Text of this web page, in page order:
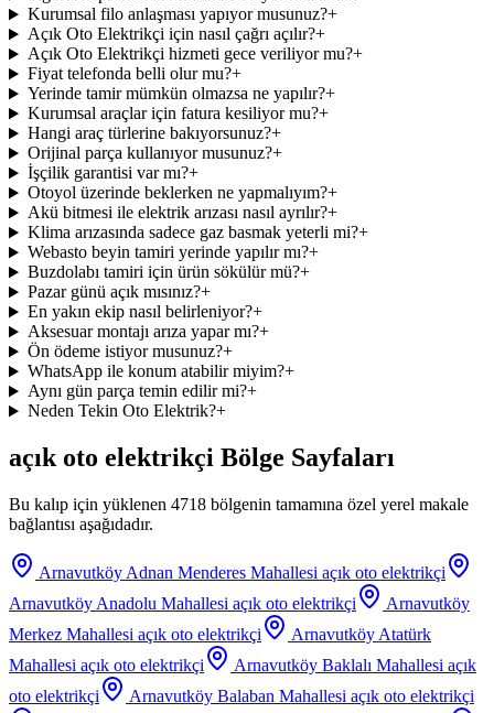
Kurumsal filo anlaşması yapıyor musunuz?+
Açık Oto Elektrikçi için nasıl çağrı açılır?+
Açık Oto Elektrikçi hizmeti gece veriliyor mu?+
Fiyat telefonda belli olur mu?+
Yerinde tamir mümkün olmazsa ne yapılır?+
Kurumsal araçlar için fatura kesiliyor mu?+
Hangi araç türlerine bakıyorsunuz?+
Orijinal parça kullanıyor musunuz?+
İşçilik garantisi var mı?+
Otoyol üzerinde beklerken ne yapmalıyım?+
Akü bitmesi ile elektrik arızası nasıl ayrılır?+
Klima arızasında sadece gaz basmak yeterli mi?+
Webasto beyin tamiri yerinde yapılır mı?+
Buzdolabı tamiri için ürün sökülür mü?+
Pazar günü açık mısınız?+
En yakın ekip nasıl belirleniyor?+
Aksesuar montajı arıza yapar mı?+
Ön ödeme istiyor musunuz?+
WhatsApp ile konum atabilir miyim?+
Aynı gün parça temin edilir mi?+
Neden Tekin Oto Elektrik?+
açık oto elektrikçi Bölge Sayfaları
Bu kalıp için yüklenen 4718 bölgenin tamamına özel yerel makale
bağlantısı aşağıdadır.
Arnavutköy Adnan Menderes Mahallesi açık oto elektrikçi
Arnavutköy Anadolu Mahallesi açık oto elektrikçi
Arnavutköy
Merkez Mahallesi açık oto elektrikçi
Arnavutköy Atatürk
Mahallesi açık oto elektrikçi Arnavutköy Baklalı Mahallesi açık
oto elektrikçi
Arnavutköy Balaban Mahallesi açık oto elektrikçi